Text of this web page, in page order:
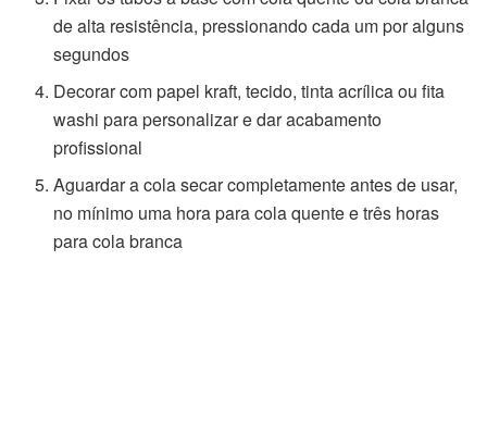
de alta resistência, pressionando cada um por alguns
segundos
Decorar com papel kraft, tecido, tinta acrílica ou fita
washi para personalizar e dar acabamento
profissional
Aguardar a cola secar completamente antes de usar,
no mínimo uma hora para cola quente e três horas
para cola branca